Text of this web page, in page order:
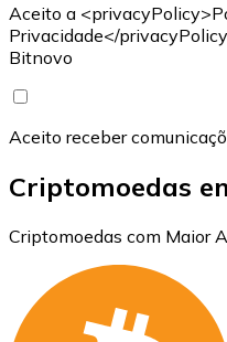
Aceito a
Privacidade</
Bitnovo
Aceito receber
Criptomoedas
Criptomoedas com Maior